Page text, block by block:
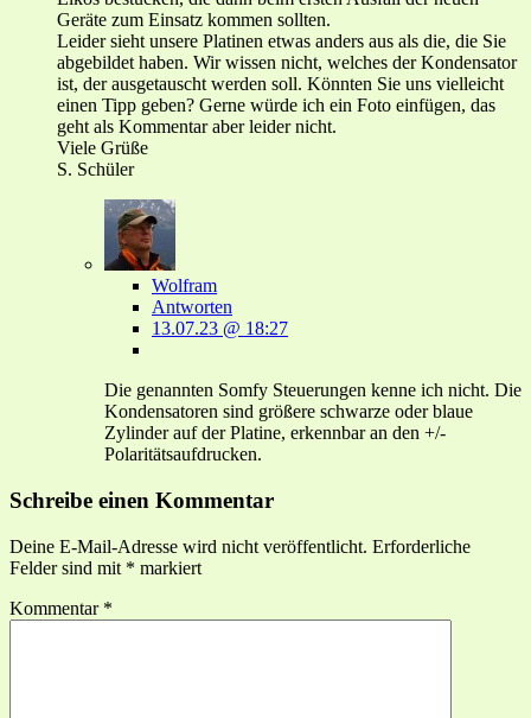
Geräte zum Einsatz kommen sollten.
Leider sieht unsere Platinen etwas anders aus als die, die Sie
abgebildet haben. Wir wissen nicht, welches der Kondensator
ist, der ausgetauscht werden soll. Könnten Sie uns vielleicht
einen Tipp geben? Gerne würde ich ein Foto einfügen, das
geht als Kommentar aber leider nicht.
Viele Grüße
S. Schüler
Wolfram
Antworten
13.07.23 @ 18:27
Die genannten Somfy Steuerungen kenne ich nicht. Die
Kondensatoren sind größere schwarze oder blaue
Zylinder auf der Platine, erkennbar an den +/-
Polaritätsaufdrucken.
Schreibe einen Kommentar
Deine E-Mail-Adresse wird nicht veröffentlicht. Erforderliche
Felder sind mit * markiert
Kommentar *